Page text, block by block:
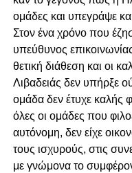
ομάδες και υπεγράψε
Στον ένα χρόνο που
υπεύθυνος
θετική διάθεση και οι
Λιβαδειάς δεν υπήρξε
ομάδα δεν έτυχε καλής
όλες οι ομάδες που
αυτόνομη, δεν είχε
τους ισχυρούς, στις
με γνώμονα το